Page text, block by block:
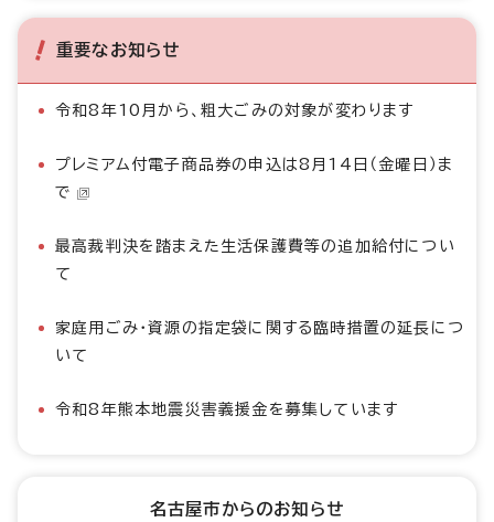
重要なお知らせ
令和8年10月から、粗大ごみの対象が変わります
プレミアム付電子商品券の申込は8月14日（金曜日）ま
で
最高裁判決を踏まえた生活保護費等の追加給付につい
て
家庭用ごみ・資源の指定袋に関する臨時措置の延長につ
いて
令和8年熊本地震災害義援金を募集しています
名古屋市からのお知らせ